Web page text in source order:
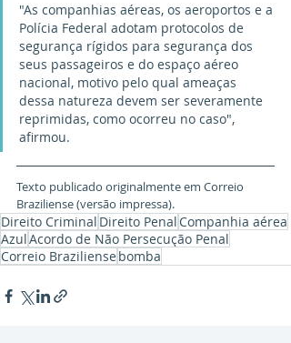
"As companhias aéreas, os aeroportos e a
Polícia Federal adotam protocolos de
segurança rígidos para segurança dos
seus passageiros e do espaço aéreo
nacional, motivo pelo qual ameaças
dessa natureza devem ser severamente
reprimidas, como ocorreu no caso",
afirmou.
Texto publicado originalmente em Correio
Braziliense (versão impressa).
Direito Criminal Direito Penal Companhia aérea
AzulAcordo de Não Persecução Penal
Correio Braziliensebomba